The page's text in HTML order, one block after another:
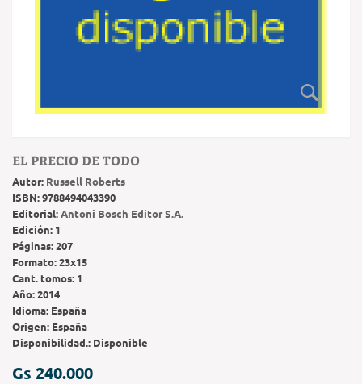
EL PRECIO DE TODO
Autor: Russell Roberts
ISBN:9788494043390
Editorial:Antoni Bosch Editor S.A.
Edición: 1
Páginas:207
Formato:23x15
Cant. tomos: 1
Año:2014
Idioma: España
Origen: España
Disponibilidad.: Disponible
Gs 240.000